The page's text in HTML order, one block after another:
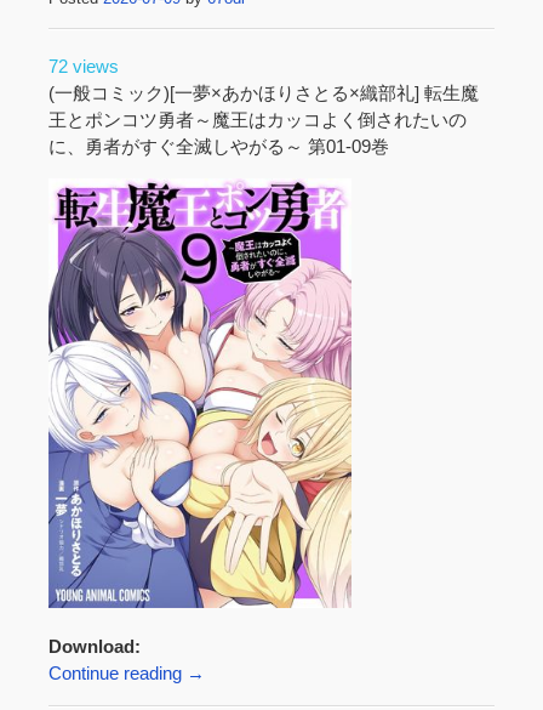
72 views
(一般コミック)[一夢×あかほりさとる×織部礼] 転生魔
王とポンコツ勇者～魔王はカッコよく倒されたいの
に、勇者がすぐ全滅しやがる～ 第01-09巻
Download:
Continue reading →